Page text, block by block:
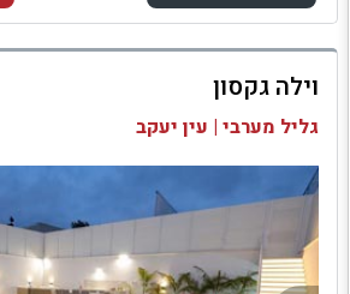
למתחם זה
בדיקת זמינות ומחירים
וילה גקסון
גליל מערבי | עין יעקב